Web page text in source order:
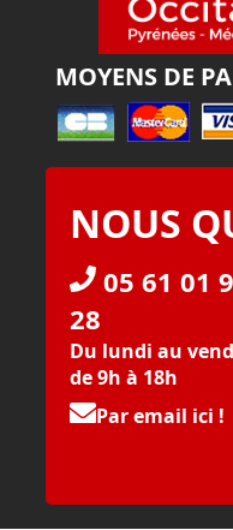
MOYENS DE
NOUS
05 61 01
28
Du lundi au
de 9h à 18h
Par email ici !